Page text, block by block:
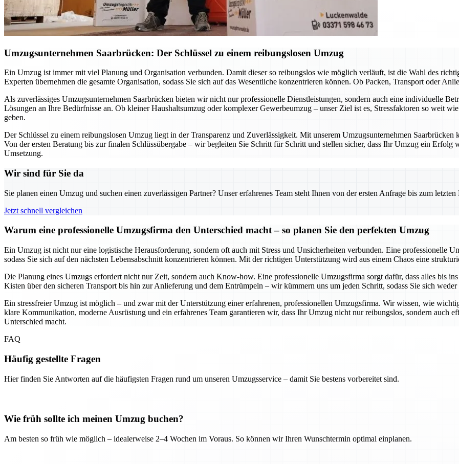
Umzugsunternehmen Saarbrücken: Der Schlüssel zu einem reibungslosen Umzug
Ein Umzug ist immer mit viel Planung und Organisation verbunden. Damit dieser so reibungslos wie möglich verläuft, ist die Wahl des
Experten übernehmen die gesamte Organisation, sodass Sie sich auf das Wesentliche konzentrieren können. Ob Packen, Transport oder
Als zuverlässiges Umzugsunternehmen Saarbrücken bieten wir nicht nur professionelle Dienstleistungen, sondern auch eine individuelle
Lösungen an Ihre Bedürfnisse an. Ob kleiner Haushaltsumzug oder komplexer Gewerbeumzug – unser Ziel ist es, Stressfaktoren so weit
geben.
Der Schlüssel zu einem reibungslosen Umzug liegt in der Transparenz und Zuverlässigkeit. Mit unserem Umzugsunternehmen Saarbrücken
Von der ersten Beratung bis zur finalen Schlüssübergabe – wir begleiten Sie Schritt für Schritt und stellen sicher, dass Ihr Umzug ein
Umsetzung.
Wir sind für Sie da
Sie planen einen Umzug und suchen einen zuverlässigen Partner? Unser erfahrenes Team steht Ihnen von der ersten Anfrage bis zum
Jetzt schnell vergleichen
Warum eine professionelle Umzugsfirma den Unterschied macht – so planen Sie den perfekten Umzug
Ein Umzug ist nicht nur eine logistische Herausforderung, sondern oft auch mit Stress und Unsicherheiten verbunden. Eine professionelle
sodass Sie sich auf den nächsten Lebensabschnitt konzentrieren können. Mit der richtigen Unterstützung wird aus einem Chaos eine
Die Planung eines Umzugs erfordert nicht nur Zeit, sondern auch Know-how. Eine professionelle Umzugsfirma sorgt dafür, dass alles bis
Kisten über den sicheren Transport bis hin zur Anlieferung und dem Entrümpeln – wir kümmern uns um jeden Schritt, sodass Sie sich
Ein stressfreier Umzug ist möglich – und zwar mit der Unterstützung einer erfahrenen, professionellen Umzugsfirma. Wir wissen, wie
klare Kommunikation, moderne Ausrüstung und ein erfahrenes Team garantieren wir, dass Ihr Umzug nicht nur reibungslos, sondern auch
Unterschied macht.
FAQ
Häufig gestellte Fragen
Hier finden Sie Antworten auf die häufigsten Fragen rund um unseren Umzugsservice – damit Sie bestens vorbereitet sind.
Wie früh sollte ich meinen Umzug buchen?
Am besten so früh wie möglich – idealerweise 2–4 Wochen im Voraus. So können wir Ihren Wunschtermin optimal einplanen.